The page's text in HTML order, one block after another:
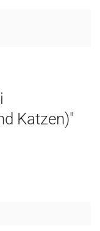
Katzen)"